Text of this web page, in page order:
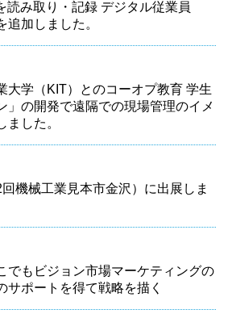
・記録 デジタル従業員
追加しました。
学（KIT）とのコーオプ教育 学生
」の開発で遠隔での現場管理のイメ
ました。
機械工業見本市金沢）に出展しま
でもビジョン市場マーケティングの
サポートを得て戦略を描く